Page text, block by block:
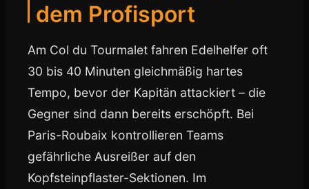
dem Profisport
Am Col du Tourmalet fahren Edelhelfer oft
30 bis 40 Minuten gleichmäßig hartes
Tempo, bevor der Kapitän attackiert – die
Gegner sind dann bereits erschöpft. Bei
Paris-Roubaix kontrollieren Teams
gefährliche Ausreißer auf den
Kopfsteinpflaster-Sektionen. Im